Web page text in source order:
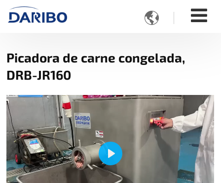

Picadora de carne congelada,
DRB-JR160
Play